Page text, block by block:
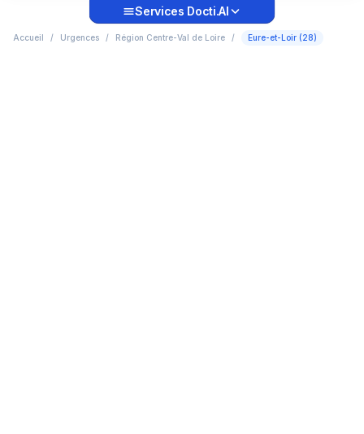
Services Docti.AI
Accueil / Urgences / Région Centre-Val de Loire / Eure-et-Loir (28)